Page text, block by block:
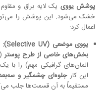
پوشش یووی یک لایه براق و
خشک می‌شود. این پوشش را
اعمال کرد:
یووی موضعی (Selective UV):
بخش‌های خاصی از طرح پوستر
المان‌های گرافیکی مهم) را با
این کارجلوه‌ای چشمگیر و
مستقیماً به آن قسمت‌ها جلب